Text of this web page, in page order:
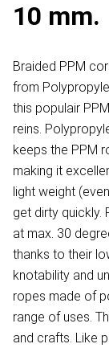
10 mm.
Braided PPM
from
this populair
reins.
keeps the PPM
making it
light weight
get dirty quickly.
at max. 30
thanks to their
knotability and
ropes made of
range of uses.
and crafts. Like